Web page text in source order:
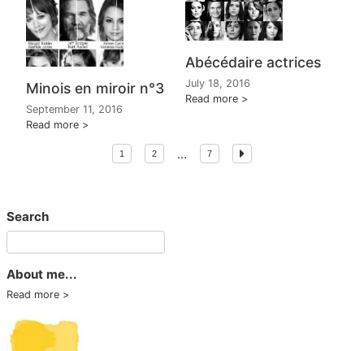
Minois en miroir n°3
September 11, 2016
Read more
Abécédaire actrices
July 18, 2016
Read more
1 2 ... 7
Search
About me...
Read more